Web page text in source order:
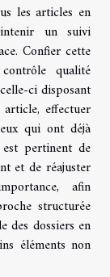
les articles en
un suivi
Confier cette
qualité
ci disposant
effectuer
qui ont déjà
pertinent de
et de réajuster
afin
structurée
des dossiers en
éléments non